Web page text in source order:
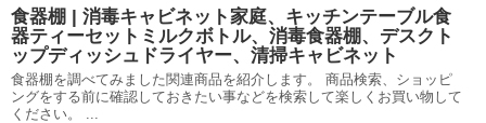
食器棚 | 消毒キャビネット家庭、キッチンテーブル食
器ティーセットミルクボトル、消毒食器棚、デスクト
ップディッシュドライヤー、清掃キャビネット
食器棚を調べてみました関連商品を紹介します。 商品検索、ショッピ
ングをする前に確認しておきたい事などを検索して楽しくお買い物して
ください。 ...